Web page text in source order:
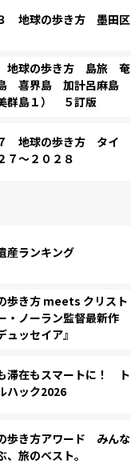
地球の歩き方 墨田区
地球の歩き方 島旅 奄
喜界島 加計呂麻島
美群島１） ５訂版
地球の歩き方 タイ
７～２０２８
産ランキング
歩き方 meets クリスト
・ノーラン監督最新作
ュッセイア』
滞在もスマートに！ ト
ハック2026
歩き方アワード みんな
、旅のベスト。